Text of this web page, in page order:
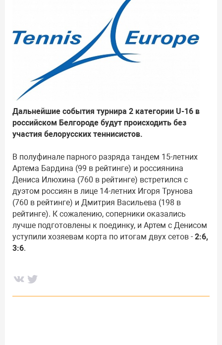
Дальнейшие события турнира 2 категории U-16 в
российском Белгороде будут происходить без
участия белорусских теннисистов.
В полуфинале парного разряда тандем 15-летних
Артема Бардина (99 в рейтинге) и россиянина
Дениса Илюхина (760 в рейтинге) встретился с
дуэтом россиян в лице 14-летних Игоря Трунова
(760 в рейтинге) и Дмитрия Васильева (198 в
рейтинге). К сожалению, соперники оказались
лучше подготовлены к поединку, и Артем с Денисом
уступили хозяевам корта по итогам двух сетов - 2:6,
3:6.